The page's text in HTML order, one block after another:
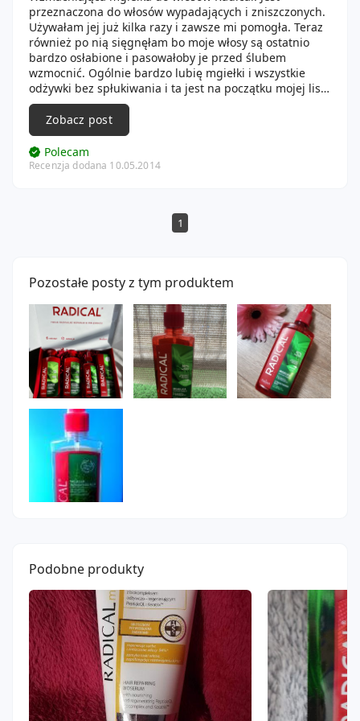
przeznaczona do włosów wypadających i zniszczonych.
Używałam jej już kilka razy i zawsze mi pomogła. Teraz
również po nią sięgnęłam bo moje włosy są ostatnio
bardzo osłabione i pasowałoby je przed ślubem
wzmocnić. Ogólnie bardzo lubię mgiełki i wszystkie
odżywki bez spłukiwania i ta jest na początku mojej listy
ulubionych. Bardzo dobrze działa i jedyne co mi w niej
przeszkadza to niezbyt ładny zapach. Mimo to mogę
każdemu polecić ze względu na niską cenę i bardzo
dobre działanie.
Zobacz post
Polecam
Recenzja dodana 10.05.2014
1
Pozostałe posty z tym produktem
Podobne produkty